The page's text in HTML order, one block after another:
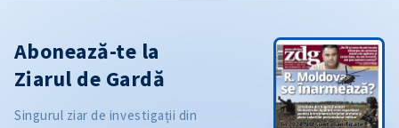
Abonează-te la
Ziarul de Gardă
Singurul ziar de investigații din